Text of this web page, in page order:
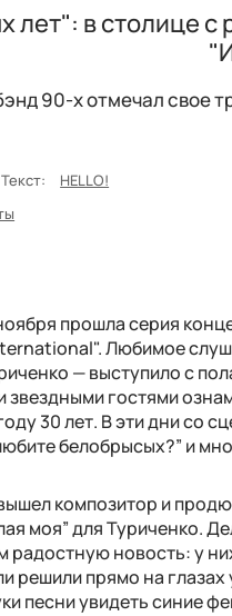
лет": в столице
90-х отмечал свое
Текст: HELLO!
прошла серия
Любимое
— выступило с
звездными гостями
30 лет. В эти дни со
белобрысых?” и
композитор и
моя” для Туриченко.
радостную новость: у
решили прямо на
песни увидеть синие